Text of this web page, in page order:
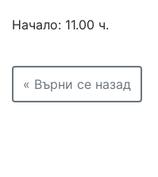
Начало: 11.00 ч.
« Върни се назад